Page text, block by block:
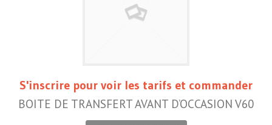
S'inscrire pour voir les tarifs et commander
BOITE DE TRANSFERT AVANT D’OCCASION V60